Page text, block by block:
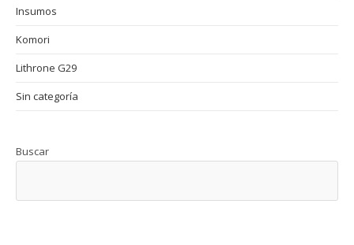
Insumos
Komori
Lithrone G29
Sin categoría
Buscar